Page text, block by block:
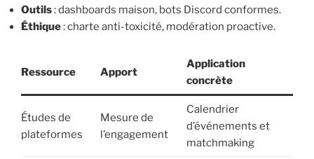
Outils: dashboards maison, bots Discord conformes.
Éthique: charte anti-toxicité, modération proactive.
Ressource Apport
Application
concrète
Études de
plateformes
Mesure de
l’engagement
Calendrier
d’événements et
matchmaking